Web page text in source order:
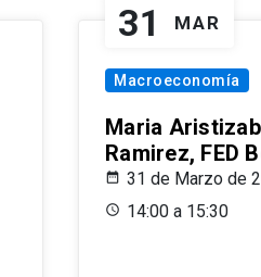
31 MAR
Macroeconomía
Maria
Ramirez, FED
31 de Marzo de
14:00 a 15:30